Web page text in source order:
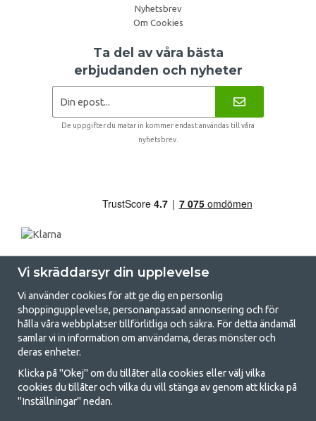
Nyhetsbrev
Om Cookies
Ta del av våra bästa
erbjudanden och nyheter
De uppgifter du matar in kommer endast användas till våra
nyhetsbrev.
GetCamping.se - Din butik för camping
och uteliv
Att campa kan antingen vara en livsstil eller ett sätt att samla familjen
för ett gemensamt äventyr. Oavsett vilken kategori du tillhör hittar du
Vi skräddarsyr din upplevelse
Vi använder cookies för att ge dig en personlig
shoppingupplevelse, personanpassad annonsering och för
hålla våra webbplatser tillförlitliga och säkra. För detta ändamål
samlar vi in information om användarna, deras mönster och
deras enheter.
Klicka på "Okej" om du tillåter alla cookies eller välj vilka
cookies du tillåter och vilka du vill stänga av genom att klicka på
"Inställningar" nedan.